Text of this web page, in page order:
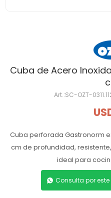
Cuba de Acero
SC-OZT-
Cuba perforada Gastronorm
cm de profundidad,
ideal para
Consulta por